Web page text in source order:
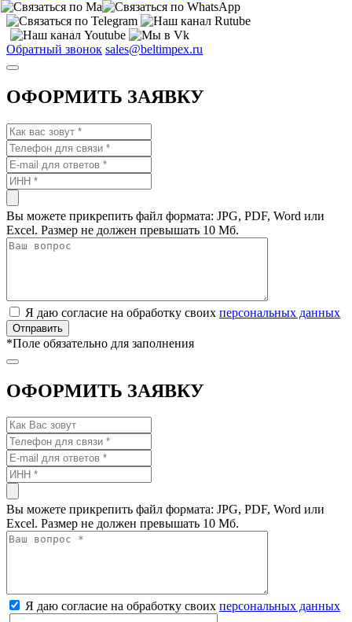
Обратный звонок sales@beltimpex.ru
ОФОРМИТЬ ЗАЯВКУ
Вы можете прикрепить файл формата: JPG, PDF, Word или
Excel. Размер не должен превышать 10 Мб.
Я даю согласие на обработку своих персональных данных
*Поле обязательно для заполнения
ОФОРМИТЬ ЗАЯВКУ
Вы можете прикрепить файл формата: JPG, PDF, Word или
Excel. Размер не должен превышать 10 Мб.
Я даю согласие на обработку своих персональных данных